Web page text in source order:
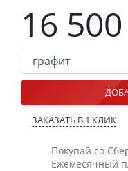
16 500
ЗАКАЗАТЬ В 1 КЛИК
Покупай со
Ежемесячный